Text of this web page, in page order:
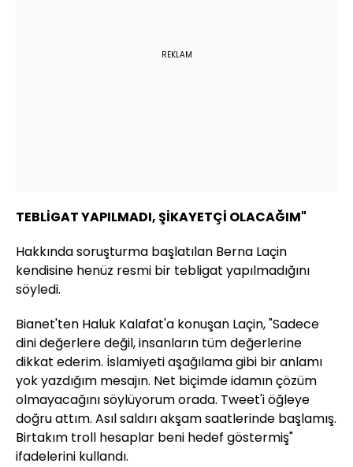
REKLAM
TEBLİGAT YAPILMADI, ŞİKAYETÇİ OLACAĞIM"
Hakkında soruşturma başlatılan Berna Laçin
kendisine henüz resmi bir tebligat yapılmadığını
söyledi.
Bianet'ten Haluk Kalafat'a konuşan Laçin, "Sadece
dini değerlere değil, insanların tüm değerlerine
dikkat ederim. İslamiyeti aşağılama gibi bir anlamı
yok yazdığım mesajın. Net biçimde idamın çözüm
olmayacağını söylüyorum orada. Tweet'i öğleye
doğru attım. Asıl saldırı akşam saatlerinde başlamış.
Birtakım troll hesaplar beni hedef göstermiş"
ifadelerini kullandı.